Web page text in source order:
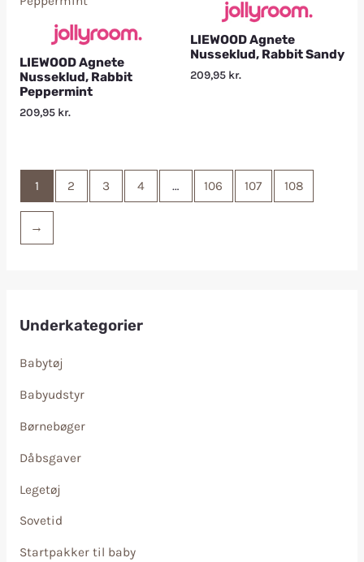
Underkategorier
Babytøj
Babyudstyr
Børnebøger
Dåbsgaver
Legetøj
Sovetid
Startpakker til baby
LIEWOOD Agnete
Nusseklud, Rabbit
Peppermint
209,95 kr.
LIEWOOD Agnete
Nusseklud, Rabbit Sandy
209,95 kr.
1 2 3 4 … 106 107 108
→